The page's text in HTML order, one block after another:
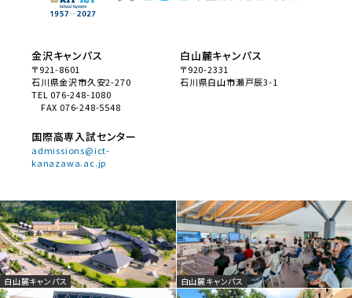
金沢キャンパス
〒921-8601
石川県金沢市久安2-270
TEL 076-248-1080
FAX 076-248-5548
白山麓キャンパス
〒920-2331
石川県白山市瀬戸辰3-1
国際高専入試センター
admissions@ict-
kanazawa.ac.jp
白山麓キャンパス 白山麓キャンパス